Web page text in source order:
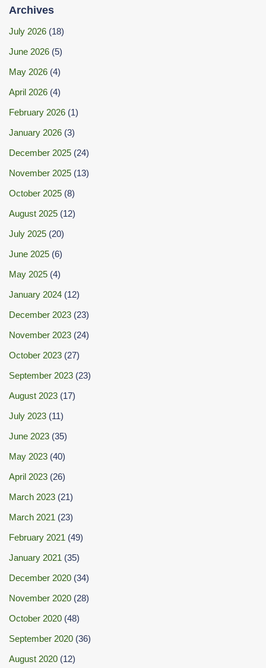
Archives
July 2026 (18)
June 2026 (5)
May 2026 (4)
April 2026 (4)
February 2026 (1)
January 2026 (3)
December 2025 (24)
November 2025 (13)
October 2025 (8)
August 2025 (12)
July 2025 (20)
June 2025 (6)
May 2025 (4)
January 2024 (12)
December 2023 (23)
November 2023 (24)
October 2023 (27)
September 2023 (23)
August 2023 (17)
July 2023 (11)
June 2023 (35)
May 2023 (40)
April 2023 (26)
March 2023 (21)
March 2021 (23)
February 2021 (49)
January 2021 (35)
December 2020 (34)
November 2020 (28)
October 2020 (48)
September 2020 (36)
August 2020 (12)